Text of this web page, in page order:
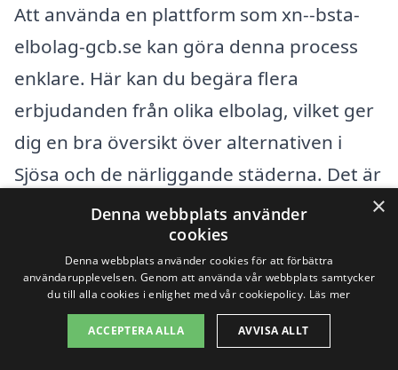
Att använda en plattform som xn--bsta-
elbolag-gcb.se kan göra denna process
enklare. Här kan du begära flera
erbjudanden från olika elbolag, vilket ger
dig en bra översikt över alternativen i
Sjösa och de närliggande städerna. Det är
en smidig väg att hitta det bästa elbolaget
som passar just dina behov.
Elbolag översikt
×
Denna webbplats använder
cookies
Denna webbplats använder cookies för att förbättra
användarupplevelsen. Genom att använda vår webbplats samtycker
du till alla cookies i enlighet med vår cookiepolicy. Läs mer
ACCEPTERA ALLA AVVISA ALLT